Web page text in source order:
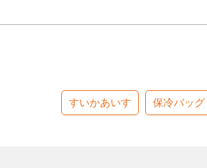
すいかあいす 保冷バッグ